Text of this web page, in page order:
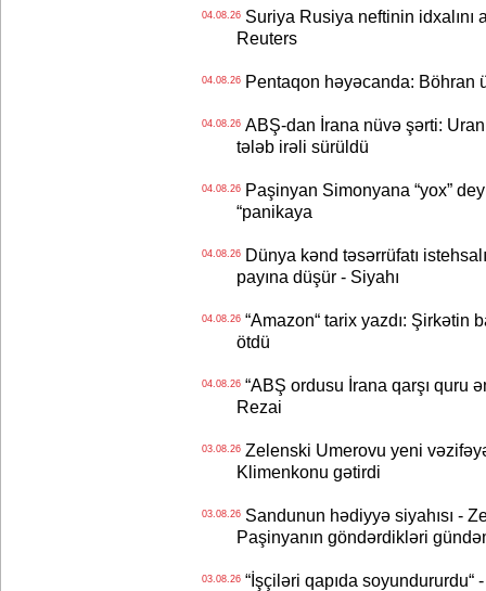
04.08.26Suriya Rusiya neftinin idxalını
Reuters
04.08.26Pentaqon həyəcanda: Böhran
04.08.26ABŞ-dan İrana nüvə şərti: Uran
tələb irəli sürüldü
04.08.26Paşinyan Simonyana “yox”
“panikaya
04.08.26Dünya kənd təsərrüfatı
payına düşür - Siyahı
04.08.26“Amazon“ tarix yazdı: Şirkətin
ötdü
04.08.26“ABŞ ordusu İrana qarşı quru
Rezai
03.08.26Zelenski Umerovu yeni
Klimenkonu gətirdi
03.08.26Sandunun hədiyyə siyahısı -
Paşinyanın göndərdikləri
03.08.26“İşçiləri qapıda soyundururdu“